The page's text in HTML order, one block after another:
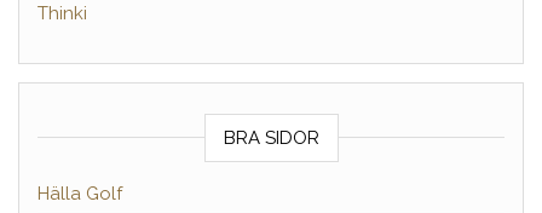
Thinki
BRA SIDOR
Hälla Golf